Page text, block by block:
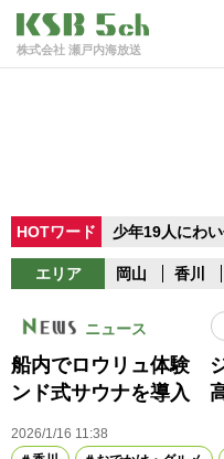
株式会社 瀬戸内海放送
HOTワード 少年19人にわ
エリア 岡山 香川
ニュース
船内でロウリュ体験
ンド式サウナを導入
2026/1/16 11:38